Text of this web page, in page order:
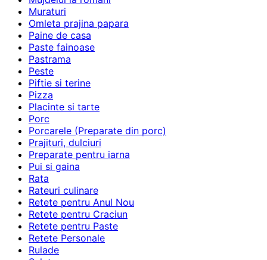
Muraturi
Omleta prajina papara
Paine de casa
Paste fainoase
Pastrama
Peste
Piftie si terine
Pizza
Placinte si tarte
Porc
Porcarele (Preparate din porc)
Prajituri, dulciuri
Preparate pentru iarna
Pui si gaina
Rata
Rateuri culinare
Retete pentru Anul Nou
Retete pentru Craciun
Retete pentru Paste
Retete Personale
Rulade